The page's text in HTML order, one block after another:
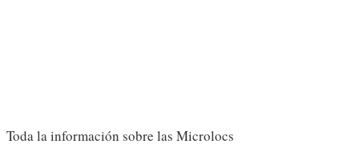
Toda la información sobre las Microlocs